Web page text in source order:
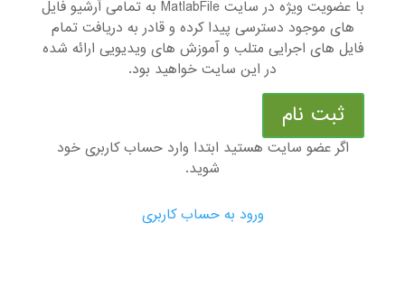
با عضویت ویژه در سایت MatlabFile به تمامی آرشیو فایل
های موجود دسترسی پیدا کرده و قادر به دریافت تمام
فایل های اجرایی متلب و آموزش های ویدیویی ارائه شده
در این سایت خواهید بود.
ثبت نام
اگر عضو سایت هستید ابتدا وارد حساب کاربری خود
شوید.
ورود به حساب کاربری